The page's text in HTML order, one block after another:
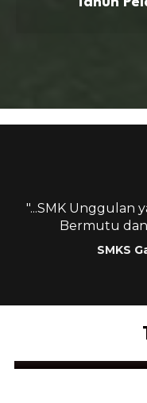
"...SMK Unggulan
Bermutu dan
SMKS